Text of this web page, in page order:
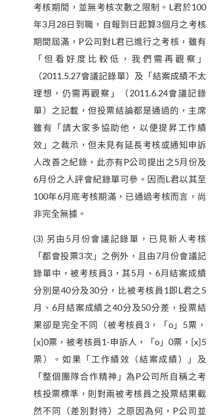
考核期間，並無考核次數之限制。L君於100
年3月28日到職，自報到日起算3個月之考核
期間屆滿，P公司對L君已進行之考核，雖有
「但看好度比較低，我們需再觀察」
（2011.5.27會議記錄單）及「結案成績不太
理想，仍需再觀察」（2011.6.24會議記錄
單）之記載，但投票結論都是通過的，主席
雖有「請大家多協助他，以便提昇工作績
效」之裁示，但未見有延長考核或通知申訴
人改善之紀錄，此亦有P公司提出之5月份及
6月份之人評會紀錄單可參。因而L君以其至
100年6月底考核期滿，已通過考核而言，尚
非完全無據。
(3) 另由5月份會議記錄單，已見新人考核
「都會投票3次」之例外，且由7月份會議記
錄單中，被考核員3，其5月、6月結案成績
分別是40分及30分，比被考核員1即L君之5
月、6月結案成績之40分及50分差，投票結
果卻是完全不同（被考核員3，「o」5票，
[x]0票，被考核員1-申訴人，「o」0票，[x]5
票）。如果「工作績效（結案成績）」及
「整個團隊合作精神」為P公司所自稱之考
核投票標準，則對兩被考核員之投票結果截
然不同（差別對待）之原因為何，P公司並